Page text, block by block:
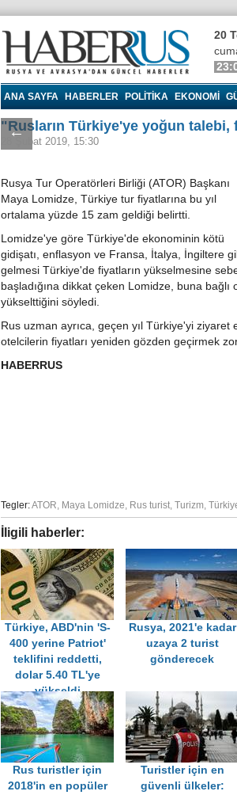
Haberrus.com
20
ANA SAYFA HABERLER POLITIKA EKONOMI
←
"Rusların Türkiye'ye yoğun talebi,
28 Şubat 2019, 15:30
Rusya Tur Operatörleri Birliği (ATOR) Başkanı
Maya Lomidze, Türkiye tur fiyatlarına bu yıl
ortalama yüzde 15 zam geldiği belirtti.
Lomidze'ye göre Türkiye'de ekonominin kötü
gidişatı, enflasyon ve Fransa, İtalya, İngiltere
gelmesi Türkiye'de fiyatların yükselmesine
başladığına dikkat çeken Lomidze, buna
yükselttiğini söyledi.
Rus uzman ayrıca, geçen yıl Türkiye'yi ziyaret
otelcilerin fiyatları yeniden gözden geçirmek
HABERRUS
Tegler:ATOR, Maya Lomidze, Rus turist, Turizm,
İligili haberler:
Türkiye, ABD'nin 'S-
400 yerine Patriot'
teklifini reddetti,
dolar 5.40 TL'ye
yükseldi
Rusya, 2021'e kadar
uzaya 2 turist
gönderecek
Rus turistler için
2018'in en popüler
Turistler için en
güvenli ülkeler: